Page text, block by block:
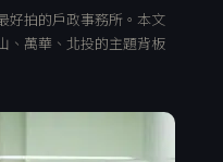
好拍的戶政事務所。本文
、萬華、北投的主題背板